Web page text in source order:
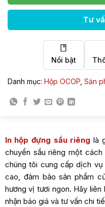
Tư
Nổi bật
Danh mục: Hộp OCOP Sản
In hộp đựng sầu riêng là
chuyển sầu riêng một cách
chúng tôi cung cấp dịch
cao, đảm bảo sản phẩm
hương vị tươi ngon. Hãy
nhận báo giá và tư vấn chi